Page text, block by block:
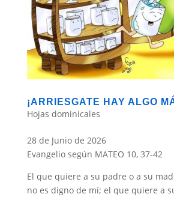
¡ARRIESGATE HAY ALGO
Hojas dominicales
28 de Junio de 2026
Evangelio según MATEO 10, 37-42
El que quiere a su padre o a su
no es digno de mí; el que quiere a